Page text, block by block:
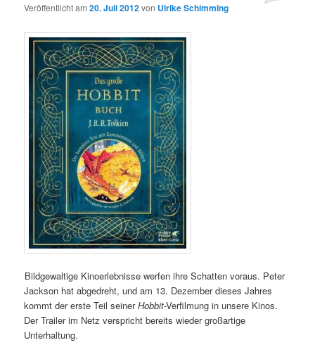
Veröffentlicht am20. Juli 2012von Ulrike Schimming
Bildgewaltige Kinoerlebnisse werfen ihre Schatten voraus. Peter
Jackson hat abgedreht, und am 13. Dezember dieses Jahres
kommt der erste Teil seinerHobbit-Verfilmung in unsere Kinos.
Der Trailer im Netz verspricht bereits wieder großartige
Unterhaltung.